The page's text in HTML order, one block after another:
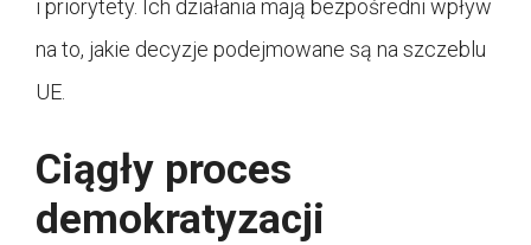
i priorytety. Ich działania mają bezpośredni wpływ
na to, jakie decyzje podejmowane są na szczeblu
UE.
Ciągły proces
demokratyzacji